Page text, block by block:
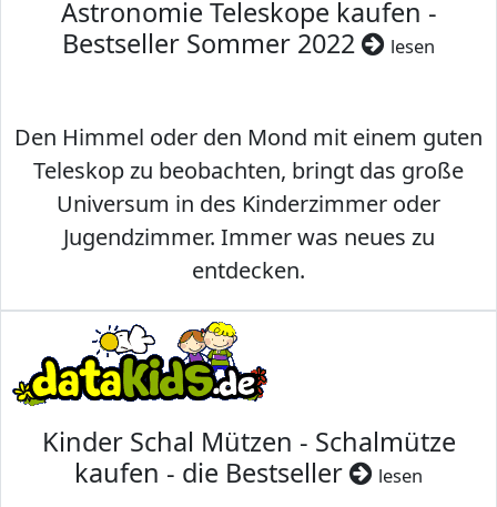
Astronomie Teleskope kaufen -
Bestseller Sommer 2022
lesen
Den Himmel oder den Mond mit einem guten
Teleskop zu beobachten, bringt das große
Universum in des Kinderzimmer oder
Jugendzimmer. Immer was neues zu
entdecken.
Kinder Schal Mützen - Schalmütze
kaufen - die Bestseller
lesen